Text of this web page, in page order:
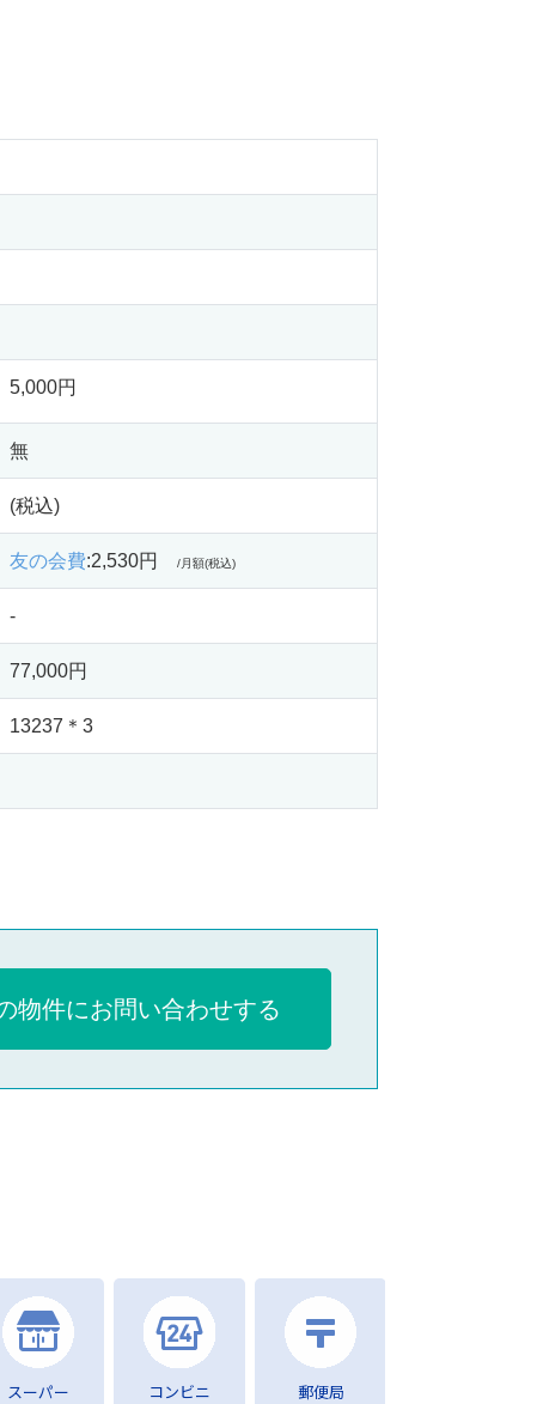
5,000円
無
(税込)
友の会費:2,530円 /月額(税込)
-
77,000円
13237＊3
物件にお問い合わせする
スーパー コンビニ 郵便局